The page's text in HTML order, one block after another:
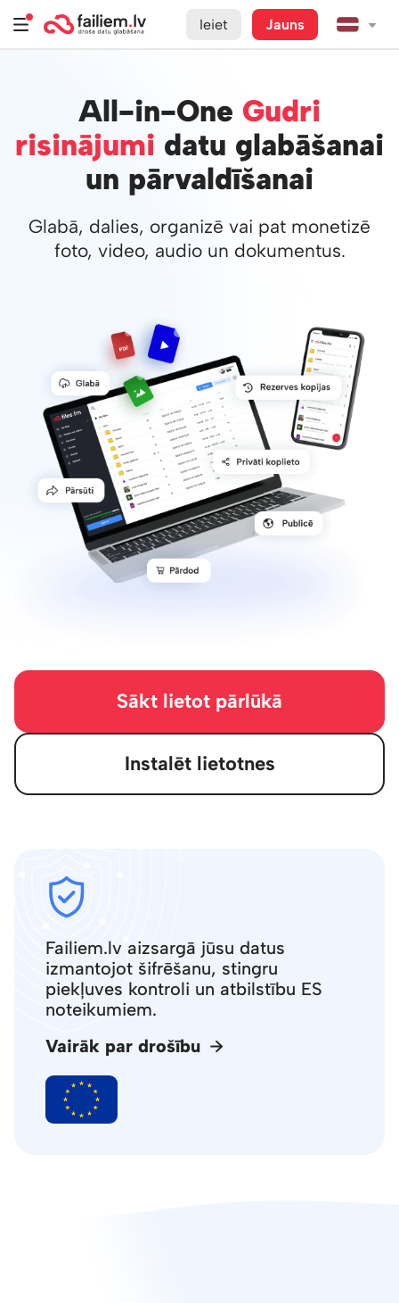
Ieiet Jauns
All-in-One Gudri
risinājumi datu glabāšanai
un pārvaldīšanai
Glabā, dalies, organizē vai pat monetizē
foto, video, audio un dokumentus.
Sākt lietot pārlūkā
Instalēt lietotnes
Failiem.lv aizsargā jūsu datus
izmantojot šifrēšanu, stingru
piekļuves kontroli un atbilstību ES
noteikumiem.
Vairāk par drošību